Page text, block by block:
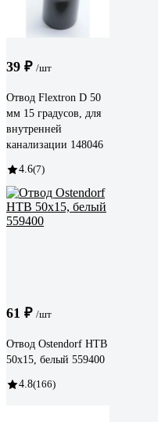
39 ₽ /шт
Отвод Flextron D 50
мм 15 градусов, для
внутренней
канализации 148046
4.6(7)
61 ₽ /шт
Отвод Ostendorf НТВ
50x15, белый 559400
4.8(166)